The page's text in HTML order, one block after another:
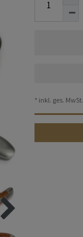
* inkl. ges.